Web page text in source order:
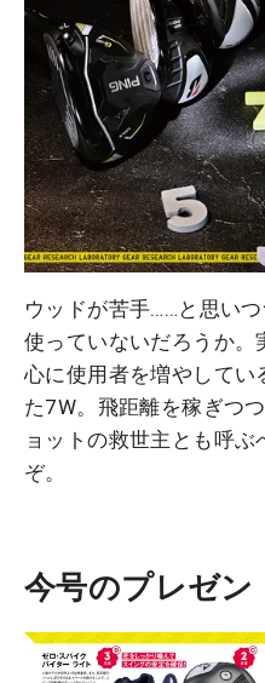
ウッドが苦手……と思い
使っていないだろうか。
心に使用者を増やしてい
た7W。飛距離を稼ぎつ
ョットの救世主とも呼
ぞ。
今号のプレゼン